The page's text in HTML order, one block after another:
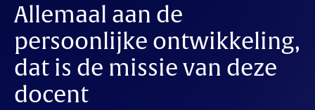
Allemaal aan de
persoonlijke ontwikkeling,
dat is de missie van deze
docent